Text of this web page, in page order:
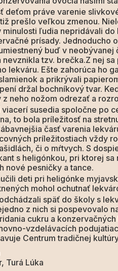
deťom práve varenie
prešlo veľkou zmenou.
ľudia nepridávali
prísady. Jednoducho
buď v neobývanej
tzv. brečka.Z nej
lekváru. Ešte zahorúca ho
a prikrývali
držal bochníkový tvar.
z neho nožom odrezať a
susedia spoločne po
to bola príležitosť na
časť varenia
príležitostiach vždy
či o mŕtvych. S
s heligónkou, pri ktorej
nové pesničky a tance.
deti pri heligónke
mohol ochutnať
späť do školy s
z nich si pospevovalo
cukru a
vzdelávacích
Centrum tradičnej
Turá Lúka